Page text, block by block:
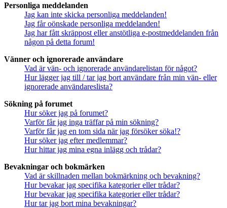
Personliga meddelanden
Jag kan inte skicka personliga meddelanden!
Jag får oönskade personliga meddelanden!
Jag har fått skräppost eller anstötliga e-postmeddelanden från
någon på detta forum!
Vänner och ignorerade användare
Vad är vän- och ignorerade användarelistan för något?
Hur lägger jag till / tar jag bort användare från min vän- eller
ignorerade användareslista?
Sökning på forumet
Hur söker jag på forumet?
Varför får jag inga träffar på min sökning?
Varför får jag en tom sida när jag försöker söka!?
Hur söker jag efter medlemmar?
Hur hittar jag mina egna inlägg och trådar?
Bevakningar och bokmärken
Vad är skillnaden mellan bokmärkning och bevakning?
Hur bevakar jag specifika kategorier eller trådar?
Hur bevakar jag specifika kategorier eller trådar?
Hur tar jag bort mina bevakningar?